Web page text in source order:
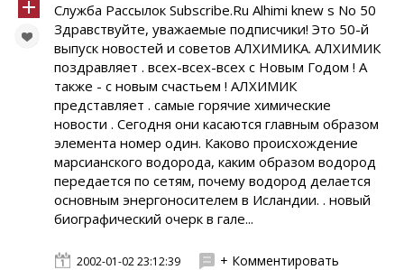
Служба Рассылок Subscribe.Ru Alhimi knew s No 50
Здравствуйте, уважаемые подписчики! Это 50-й
выпуск новостей и советов АЛХИМИКА. АЛХИМИК
поздравляет . всех-всех-всех с Новым Годом ! А
также - с новым счастьем ! АЛХИМИК
представляет . самые горячие химические
новости . Сегодня они касаются главным образом
элемента номер один. Каково происхождение
марсианского водорода, каким образом водород
передается по сетям, почему водород делается
основным энергоносителем в Исландии. . новый
биографический очерк в гале...
2002-01-02 23:12:39 + Комментировать